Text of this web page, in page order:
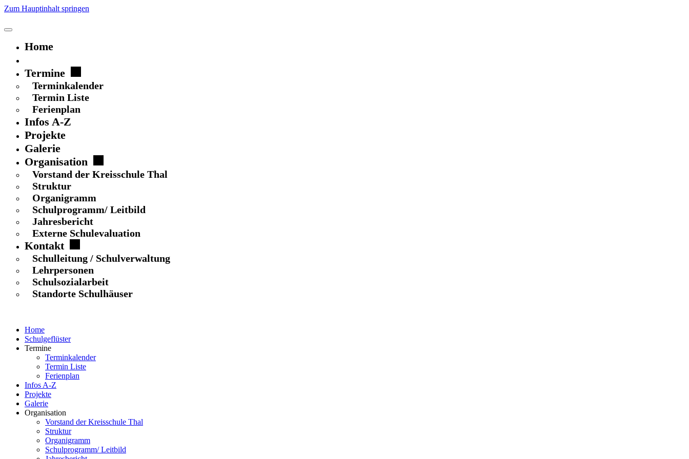
Zum Hauptinhalt springen
Home
Termine
Terminkalender
Termin Liste
Ferienplan
Infos A-Z
Projekte
Galerie
Organisation
Vorstand der Kreisschule Thal
Struktur
Organigramm
Schulprogramm/ Leitbild
Jahresbericht
Externe Schulevaluation
Kontakt
Schulleitung / Schulverwaltung
Lehrpersonen
Schulsozialarbeit
Standorte Schulhäuser
Home
Schulgeflüster
Termine
Terminkalender
Termin Liste
Ferienplan
Infos A-Z
Projekte
Galerie
Organisation
Vorstand der Kreisschule Thal
Struktur
Organigramm
Schulprogramm/ Leitbild